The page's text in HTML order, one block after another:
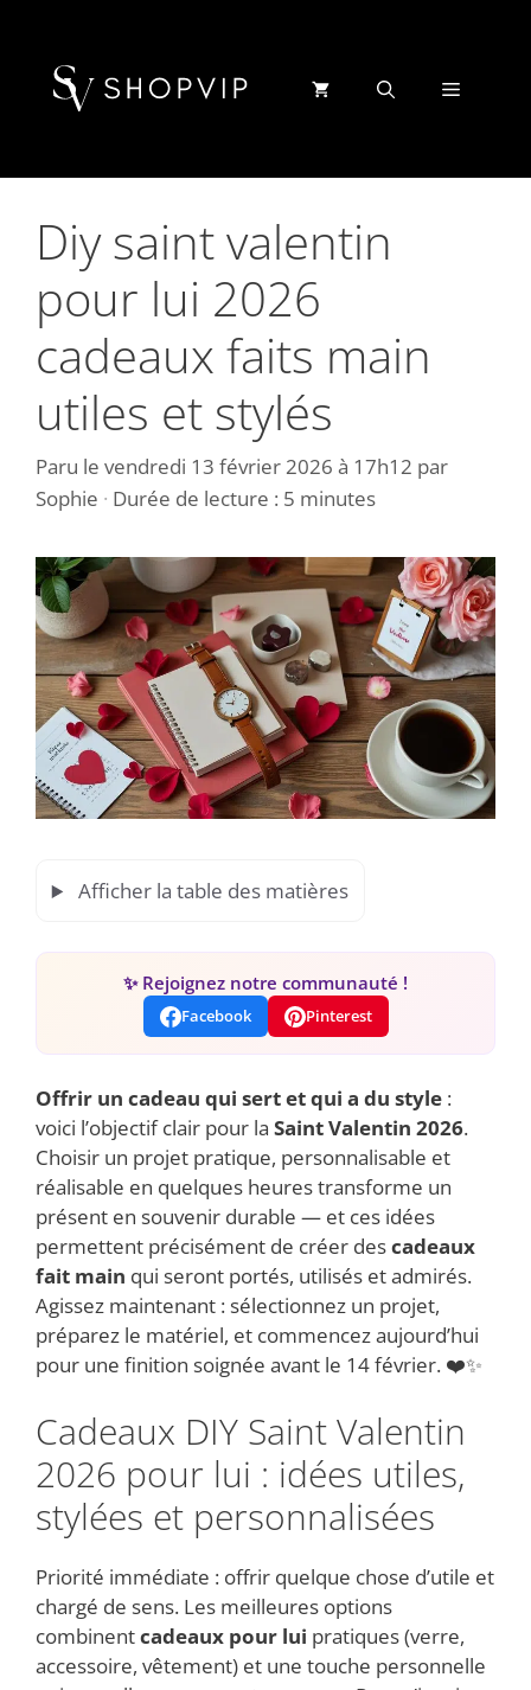
contenu
Menu
Diy saint valentin
pour lui 2026
cadeaux faits main
utiles et stylés
Paru le vendredi 13 février 2026 à 17h12 par
Sophie · Durée de lecture : 5 minutes
Afficher la table des matières
✨ Rejoignez notre communauté !
Facebook Pinterest
Offrir un cadeau qui sert et qui a du style :
voici l’objectif clair pour la Saint Valentin 2026.
Choisir un projet pratique, personnalisable et
réalisable en quelques heures transforme un
présent en souvenir durable — et ces idées
permettent précisément de créer descadeaux
fait main qui seront portés, utilisés et admirés.
Agissez maintenant : sélectionnez un projet,
préparez le matériel, et commencez aujourd’hui
pour une finition soignée avant le 14 février. ❤️✨
Cadeaux DIY Saint Valentin
2026 pour lui : idées utiles,
stylées et personnalisées
Priorité immédiate : offrir quelque chose d’utile et
chargé de sens. Les meilleures options
combinentcadeaux pour lui pratiques (verre,
accessoire, vêtement) et une touche personnelle